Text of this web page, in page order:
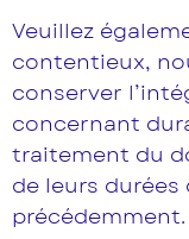
Veuillez
contentieux,
conserver
concernant
traitement du
de leurs
précédemment.